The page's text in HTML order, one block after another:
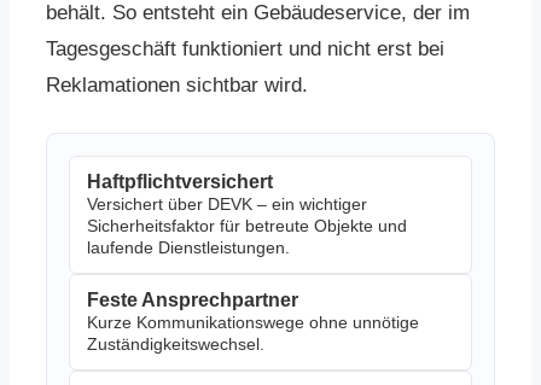
behält. So entsteht ein Gebäudeservice, der im
Tagesgeschäft funktioniert und nicht erst bei
Reklamationen sichtbar wird.
Haftpflichtversichert
Versichert über DEVK – ein wichtiger
Sicherheitsfaktor für betreute Objekte und
laufende Dienstleistungen.
Feste Ansprechpartner
Kurze Kommunikationswege ohne unnötige
Zuständigkeitswechsel.